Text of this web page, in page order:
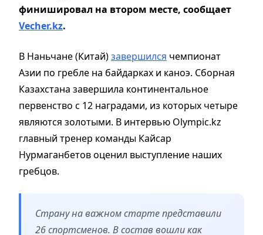
финишировал на втором месте, сообщает
Vecher.kz.
В Наньчане (Китай)завершился чемпионат
Азии по гребле на байдарках и каноэ. Сборная
Казахстана завершила континентальное
первенство с 12 наградами, из которых четыре
являются золотыми. В интервью Olympic.kz
главный тренер команды Кайсар
Нурмаганбетов оценил выступление наших
гребцов.
Страну на важном старте представили
26 спортсменов. В состав вошли как